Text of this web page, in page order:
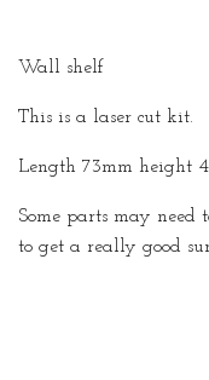
Wall shelf
This is a laser cut kit.
Length 73mm height
Some parts may
to get a really good